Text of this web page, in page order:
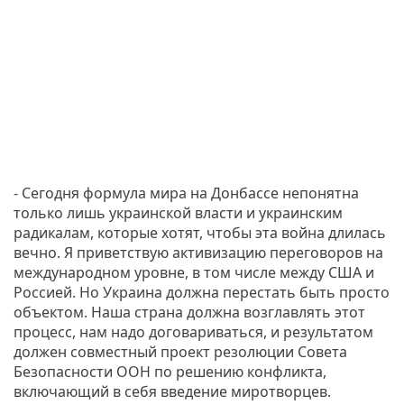
- Сегодня формула мира на Донбассе непонятна
только лишь украинской власти и украинским
радикалам, которые хотят, чтобы эта война длилась
вечно. Я приветствую активизацию переговоров на
международном уровне, в том числе между США и
Россией. Но Украина должна перестать быть просто
объектом. Наша страна должна возглавлять этот
процесс, нам надо договариваться, и результатом
должен совместный проект резолюции Совета
Безопасности ООН по решению конфликта,
включающий в себя введение миротворцев.